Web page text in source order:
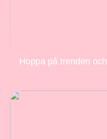
Hoppa på trenden